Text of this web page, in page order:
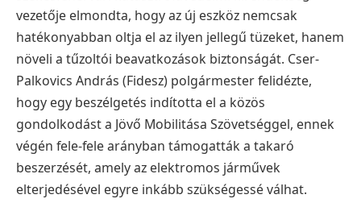
vezetője elmondta, hogy az új eszköz nemcsak
hatékonyabban oltja el az ilyen jellegű tüzeket, hanem
növeli a tűzoltói beavatkozások biztonságát. Cser-
Palkovics András (Fidesz) polgármester felidézte,
hogy egy beszélgetés indította el a közös
gondolkodást a Jövő Mobilitása Szövetséggel, ennek
végén fele-fele arányban támogatták a takaró
beszerzését, amely az elektromos járművek
elterjedésével egyre inkább szükségessé válhat.